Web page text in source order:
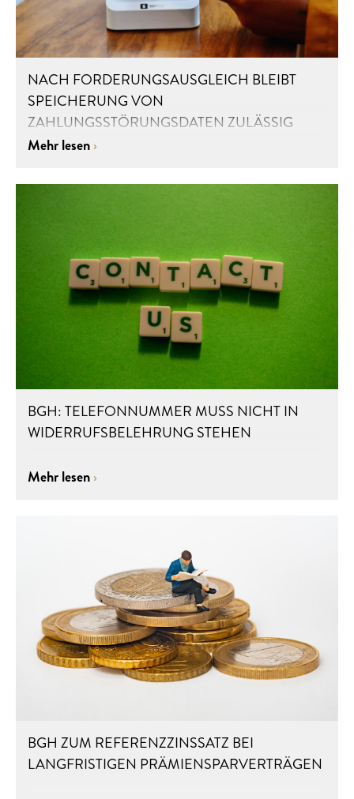
NACH FORDERUNGSAUSGLEICH BLEIBT
SPEICHERUNG VON
ZAHLUNGSSTÖRUNGSDATEN ZULÄSSIG
Mehr lesen
BGH: TELEFONNUMMER MUSS NICHT IN
WIDERRUFSBELEHRUNG STEHEN
Mehr lesen
BGH ZUM REFERENZZINSSATZ BEI
LANGFRISTIGEN PRÄMIENSPARVERTRÄGEN